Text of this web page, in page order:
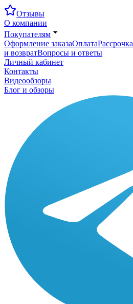
Отзывы
О компании
Покупателям
Оформление заказаОплатаРассрочка
и возвратВопросы и ответы
Личный кабинет
Контакты
Видеообзоры
Блог и обзоры